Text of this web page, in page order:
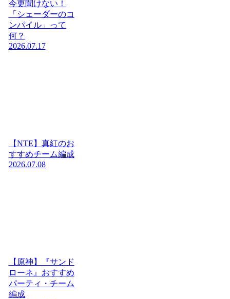
今更聞けない！
「シェーダーのコ
ンパイル」って
何？
2026.07.17
【NTE】真紅のお
すすめチーム編成
2026.07.08
【原神】『サンド
ローネ』おすすめ
パーティ・チーム
編成